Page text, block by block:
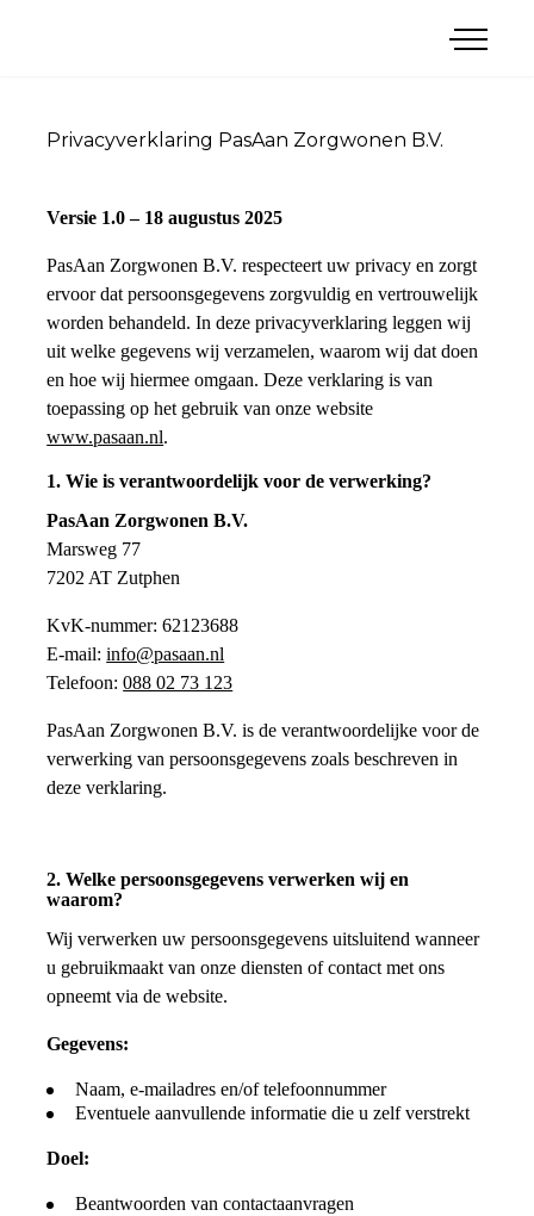
menu
Mantelzorgwoning
Stabiele zorgvraag
Woningbouwverenigingen
Particulieren
Privacyverklaring PasAan Zorgwonen B.V.
Versie 1.0 – 18 augustus 2025
PasAan Zorgwonen B.V. respecteert uw privacy en zorgt
ervoor dat persoonsgegevens zorgvuldig en vertrouwelijk
worden behandeld. In deze privacyverklaring leggen wij
uit welke gegevens wij verzamelen, waarom wij dat doen
en hoe wij hiermee omgaan. Deze verklaring is van
toepassing op het gebruik van onze website
www.pasaan.nl.
1. Wie is verantwoordelijk voor de verwerking?
PasAan Zorgwonen B.V.
Marsweg 77
7202 AT Zutphen
KvK-nummer: 62123688
E-mail:info@pasaan.nl
Telefoon:088 02 73 123
PasAan Zorgwonen B.V. is de verantwoordelijke voor de
verwerking van persoonsgegevens zoals beschreven in
deze verklaring.
2. Welke persoonsgegevens verwerken wij en
waarom?
Wij verwerken uw persoonsgegevens uitsluitend wanneer
u gebruikmaakt van onze diensten of contact met ons
opneemt via de website.
Gegevens:
Naam, e-mailadres en/of telefoonnummer
Eventuele aanvullende informatie die u zelf verstrekt
Doel:
Beantwoorden van contactaanvragen